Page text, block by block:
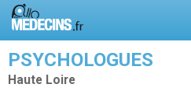
PSYCHOLOGUES
Haute Loire